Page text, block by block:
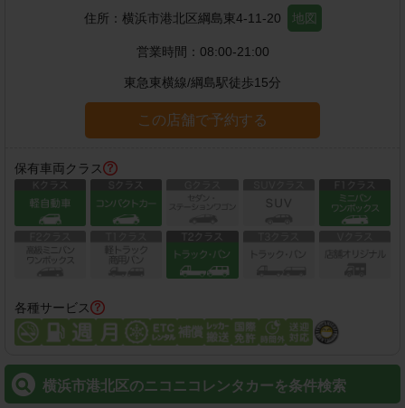
住所： 横浜市港北区綱島東4-11-20 地図
営業時間： 08:00-21:00
東急東横線/綱島駅徒歩15分
この店舗で予約する
保有車両クラス
各種サービス
横浜市港北区のニコニコレンタカーを条件検索